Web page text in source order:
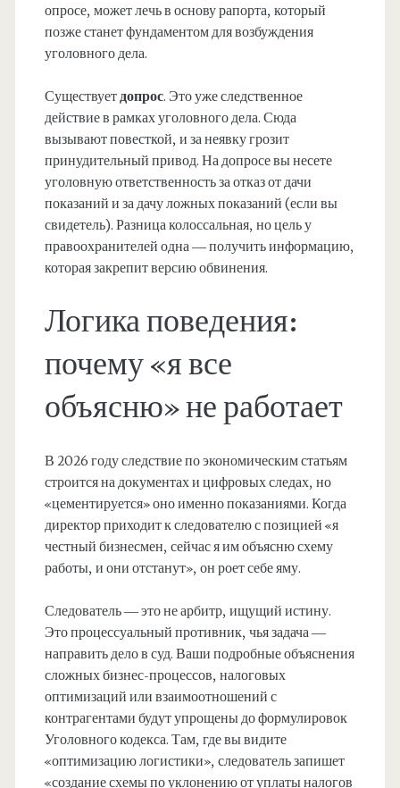
опросе, может лечь в основу рапорта, который
позже станет фундаментом для возбуждения
уголовного дела.
Существуетдопрос. Это уже следственное
действие в рамках уголовного дела. Сюда
вызывают повесткой, и за неявку грозит
принудительный привод. На допросе вы несете
уголовную ответственность за отказ от дачи
показаний и за дачу ложных показаний (если вы
свидетель). Разница колоссальная, но цель у
правоохранителей одна — получить информацию,
которая закрепит версию обвинения.
Логика поведения:
почему «я все
объясню» не работает
В 2026 году следствие по экономическим статьям
строится на документах и цифровых следах, но
«цементируется» оно именно показаниями. Когда
директор приходит к следователю с позицией «я
честный бизнесмен, сейчас я им объясню схему
работы, и они отстанут», он роет себе яму.
Следователь — это не арбитр, ищущий истину.
Это процессуальный противник, чья задача —
направить дело в суд. Ваши подробные объяснения
сложных бизнес-процессов, налоговых
оптимизаций или взаимоотношений с
контрагентами будут упрощены до формулировок
Уголовного кодекса. Там, где вы видите
«оптимизацию логистики», следователь запишет
«создание схемы по уклонению от уплаты налогов